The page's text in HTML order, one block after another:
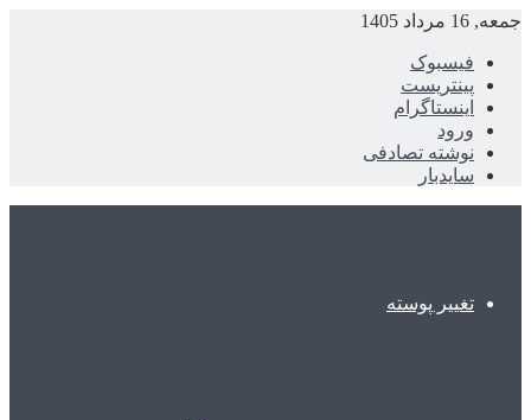
جمعه, 16 مرداد 1405
فیسبوک
پینتریست
اینستاگرام
ورود
نوشته تصادفی
سایدبار
تغییر پوسته